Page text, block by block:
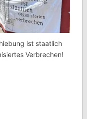
ist staatlich
Verbrechen!